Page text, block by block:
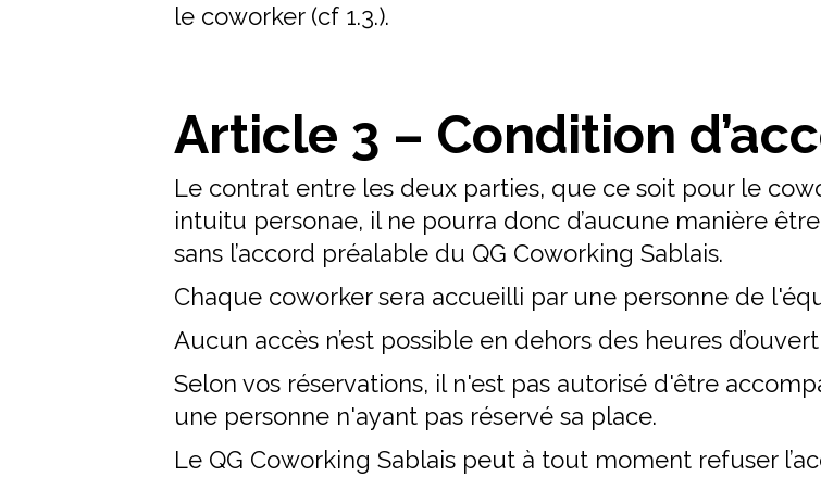
le coworker (cf 1.3.).
Article 3 – Condition
Le contrat entre les deux parties, que ce soit pour le
intuitu personae, il ne pourra donc d’aucune manière
sans l’accord préalable du QG Coworking Sablais.
Chaque coworker sera accueilli par une personne de
Aucun accès n’est possible en dehors des heures
Selon vos réservations, il n'est pas autorisé d'être
une personne n'ayant pas réservé sa place.
Le QG Coworking Sablais peut à tout moment refuser